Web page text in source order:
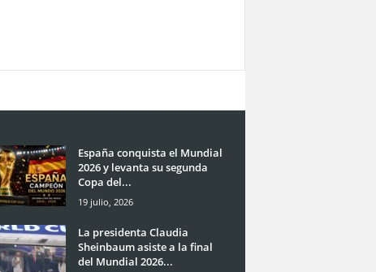
España conquista el Mundial
2026 y levanta su segunda
Copa del...
19 julio, 2026
La presidenta Claudia
Sheinbaum asiste a la final
del Mundial 2026...